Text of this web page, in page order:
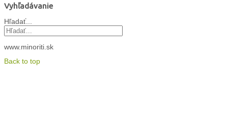
Vyhľadávanie
Hľadať...
www.minoriti.sk
Back to top